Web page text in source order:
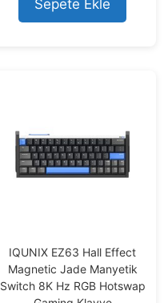
Sepete Ekle
IQUNIX EZ63 Hall Effect
Magnetic Jade Manyetik
Switch 8K Hz RGB Hotswap